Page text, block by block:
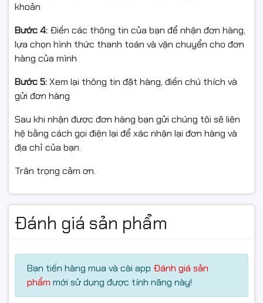
Sản phẩm được trang bị các cổng kết nối gồm
DisplayPort 1.4 x1 (HBR2), HDMI 2.0 x2 và jack tai nghe,
đáp ứng nhu cầu kết nối với nhiều thiết bị khác nhau.
khoản
Bước 4: Điền các thông tin của bạn để nhận đơn hàng,
lựa chọn hình thức thanh toán và vận chuyển cho đơn
hàng của mình
Bước 5:Xem lại thông tin đặt hàng, điền chú thích và
gửi đơn hàng
Sau khi nhận được đơn hàng bạn gửi chúng tôi sẽ liên
hệ bằng cách gọi điện lại để xác nhận lại đơn hàng và
địa chỉ của bạn.
Trân trọng cảm ơn.
Đánh giá sản phẩm
Bạn tiến hàng mua và cài app Đánh giá sản
phẩm mới sử dụng được tính năng này!